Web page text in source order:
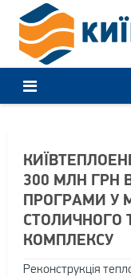
content
300 МЛН ГРН
ПРОГРАМИ У
СТОЛИЧНОГО
КОМПЛЕКСУ
Реконструкція